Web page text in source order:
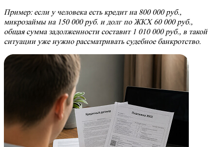
Пример: если у человека есть кредит на 800 000 руб.,
микрозаймы на 150 000 руб. и долг по ЖКХ 60 000 руб.,
общая сумма задолженности составит 1 010 000 руб., в такой
ситуации уже нужно рассматривать судебное банкротство.